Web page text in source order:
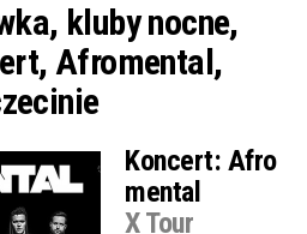
kluby nocne,
Afromental,
Koncert: Afro
mental
X Tour